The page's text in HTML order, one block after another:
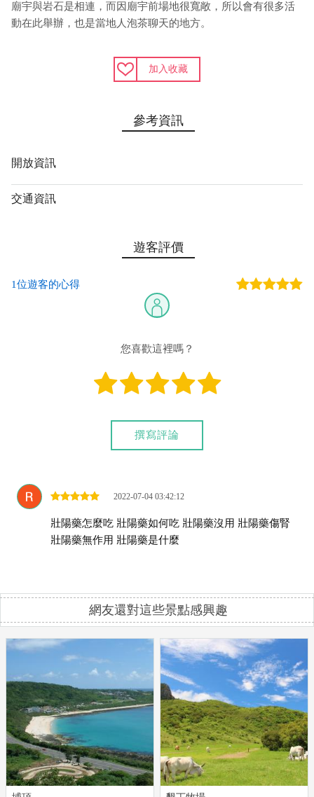
廟宇與岩石是相連，而因廟宇前場地很寬敞，所以會有很多活
動在此舉辦，也是當地人泡茶聊天的地方。
加入收藏
參考資訊
開放資訊
交通資訊
遊客評價
1位遊客的心得
您喜歡這裡嗎？
撰寫評論
2022-07-04 03:42:12
壯陽藥怎麼吃 壯陽藥如何吃 壯陽藥沒用 壯陽藥傷腎
壯陽藥無作用 壯陽藥是什麼
網友還對這些景點感興趣